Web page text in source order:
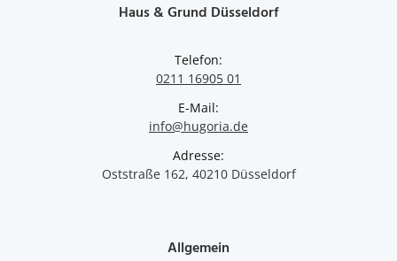
Haus & Grund Düsseldorf
Telefon:
0211 16905 01
E-Mail:
info@hugoria.de
Adresse:
Oststraße 162, 40210 Düsseldorf
Allgemein